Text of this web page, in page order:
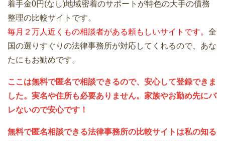
着手金0円(なし)地域密着のサポートが特色の大手の債務
整理の比較サイトです。
毎月２万人近くもの相談者がある頼もしいサイトです。 全
国の選りすぐりの法律事務所が対応してくれるので、あな
たにもお勧めです。
ここは無料で匿名で相談できるので、安心して登録できま
した。実名や住所も必要ありません。家族やお勤め先にバ
レないので安心です！
無料で匿名相談できる法律事務所の比較サイトは私の知る